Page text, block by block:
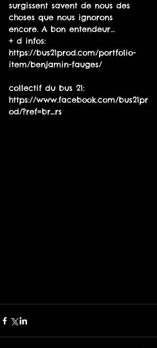
surgissent savent de nous des
choses que nous ignorons
encore. A bon entendeur…
+ d infos:
https://bus21prod.com/portfolio-
item/benjamin-fauges/
collectif du bus 21:
https://www.facebook.com/bus21pr
od/?ref=br_rs